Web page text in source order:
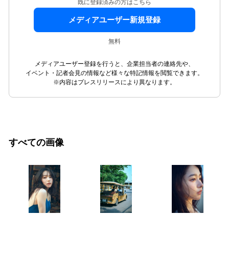
既に登録済みの方はこちら
メディアユーザー新規登録
無料
メディアユーザー登録を行うと、企業担当者の連絡先や、
イベント・記者会見の情報など様々な特記情報を閲覧できます。
※内容はプレスリリースにより異なります。
すべての画像